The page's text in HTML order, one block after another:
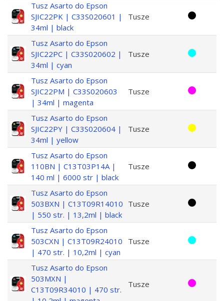
Tusz Asarto do Epson
SJIC22PK | C33S020601 |
34ml | black
Tusze
Tusz Asarto do Epson
SJIC22PC | C33S020602 |
34ml | cyan
Tusze
Tusz Asarto do Epson
SJIC22PM | C33S020603
| 34ml | magenta
Tusze
Tusz Asarto do Epson
SJIC22PY | C33S020604 |
34ml | yellow
Tusze
Tusz Asarto do Epson
110BN | C13T03P14A |
140 ml | 6000 str | black
Tusze
Tusz Asarto do Epson
503BXN | C13T09R14010
| 550 str. | 13,2ml | black
Tusze
Tusz Asarto do Epson
503CXN | C13T09R24010
| 470 str. | 10,2ml | cyan
Tusze
Tusz Asarto do Epson
503MXN |
C13T09R34010 | 470 str.
Tusze